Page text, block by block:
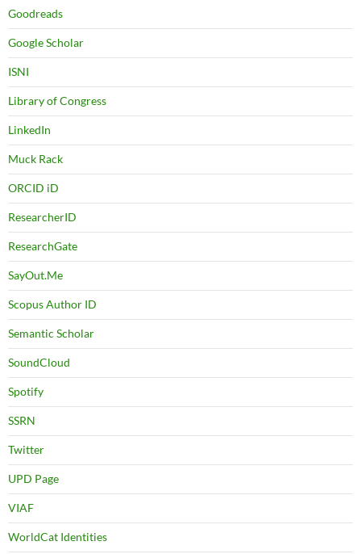
Goodreads
Google Scholar
ISNI
Library of Congress
LinkedIn
Muck Rack
ORCID iD
ResearcherID
ResearchGate
SayOut.Me
Scopus Author ID
Semantic Scholar
SoundCloud
Spotify
SSRN
Twitter
UPD Page
VIAF
WorldCat Identities